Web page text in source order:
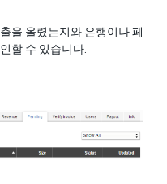
을 올렸는지와 은행이나 페
할 수 있습니다.